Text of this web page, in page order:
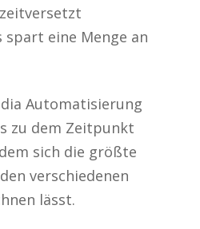
eine Menge an
Automatisierung
zu dem Zeitpunkt
sich die größte
verschiedenen
lässt.